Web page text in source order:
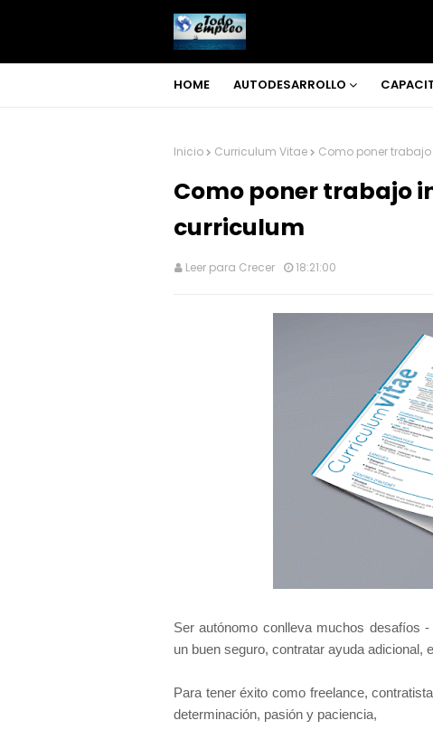
HOME AUTODESARROLLO
Inicio Curriculum Vitae Como poner
Como poner trabajo
curriculum
Leer para Crecer 18:21:00
Ser autónomo conlleva muchos desafíos
un buen seguro, contratar ayuda adicional,
Para tener éxito como freelance,
determinación, pasión y paciencia,